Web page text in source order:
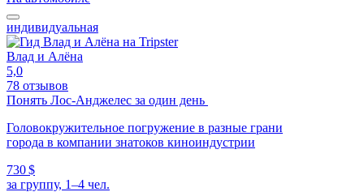
индивидуальная
Влад и Алёна
5,0
78 отзывов
Понять Лос-Анджелес за один день
Головокружительное погружение в разные грани
города в компании знатоков киноиндустрии
730 $
за группу, 1–4 чел.